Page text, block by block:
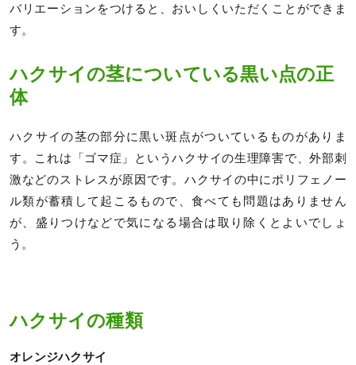
バリエーションをつけると、おいしくいただくことができま
す。
ハクサイの茎についている黒い点の正
体
ハクサイの茎の部分に黒い斑点がついているものがありま
す。これは「ゴマ症」というハクサイの生理障害で、外部刺
激などのストレスが原因です。ハクサイの中にポリフェノー
ル類が蓄積して起こるもので、食べても問題はありません
が、盛りつけなどで気になる場合は取り除くとよいでしょ
う。
ハクサイの種類
オレンジハクサイ